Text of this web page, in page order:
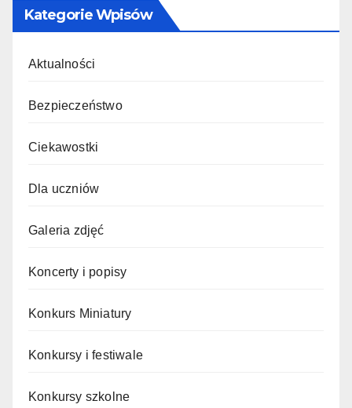
Kategorie Wpisów
Aktualności
Bezpieczeństwo
Ciekawostki
Dla uczniów
Galeria zdjęć
Koncerty i popisy
Konkurs Miniatury
Konkursy i festiwale
Konkursy szkolne